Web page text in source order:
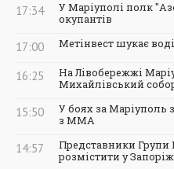
17:34
У Маріуполі полк
окупантів
17:00 Метінвест шукає
16:25
На Лівобережжі
Михайлівський
15:50
У боях за Маріуполь
з ММА
14:57
Представники Групи
розмістити у